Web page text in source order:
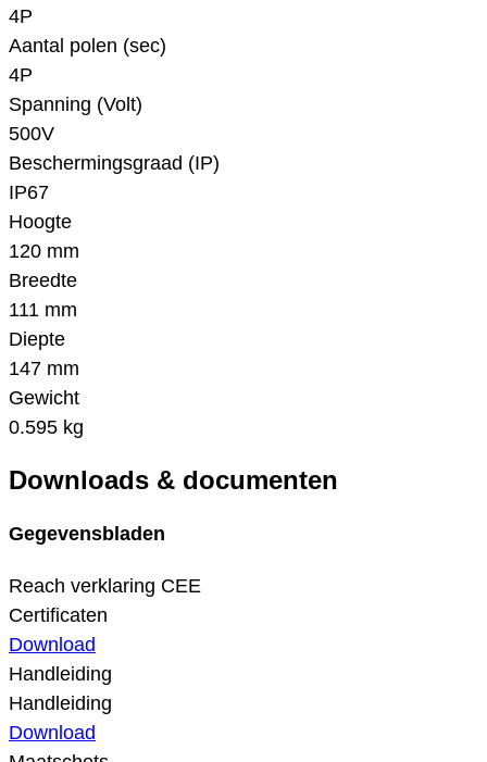
4P
Aantal polen (sec)
4P
Spanning (Volt)
500V
Beschermingsgraad (IP)
IP67
Hoogte
120 mm
Breedte
111 mm
Diepte
147 mm
Gewicht
0.595 kg
Downloads & documenten
Gegevensbladen
Reach verklaring CEE
Certificaten
Download
Handleiding
Handleiding
Download